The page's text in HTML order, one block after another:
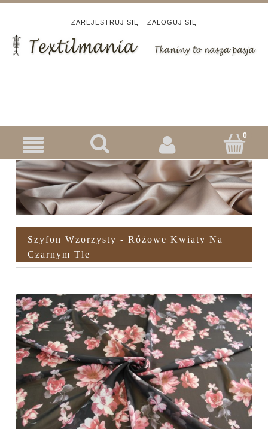
ZAREJESTRUJ SIĘ ZALOGUJ SIĘ
Szyfon Wzorzysty - Różowe Kwiaty Na
Czarnym Tle